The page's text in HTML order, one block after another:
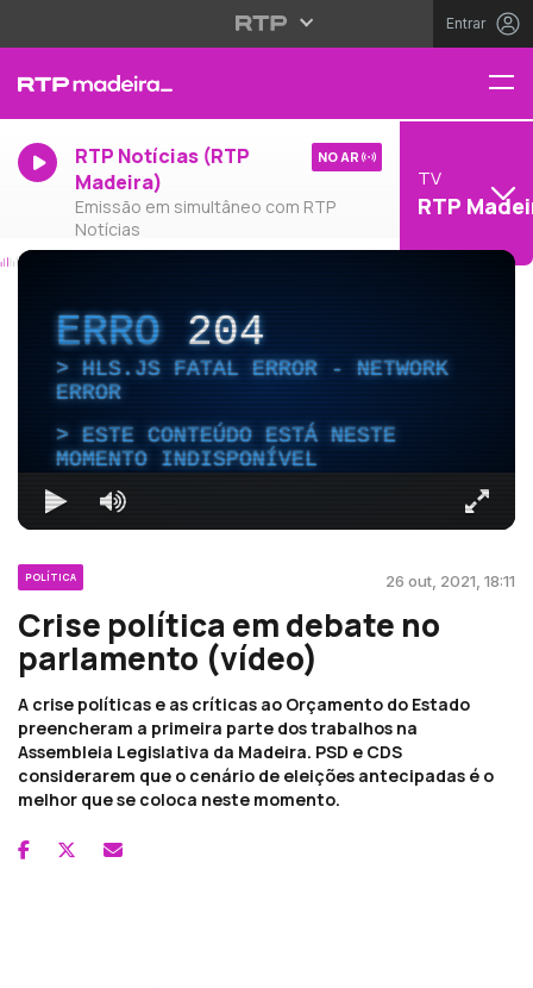
Entrar
RTP Notícias (RTP
Madeira)
Emissão em simultâneo com RTP
Notícias
NO AR
TV
RTP
ERRO204
HLS.JS FATAL ERROR - NETWORK
ERROR
ESTE CONTEÚDO ESTÁ NESTE
MOMENTO INDISPONÍVEL
POLÍTICA 26 out, 2021, 18:11
Crise política em debate no
parlamento (vídeo)
A crise políticas e as críticas ao Orçamento do Estado
preencheram a primeira parte dos trabalhos na
Assembleia Legislativa da Madeira. PSD e CDS
considerarem que o cenário de eleições antecipadas é o
melhor que se coloca neste momento.